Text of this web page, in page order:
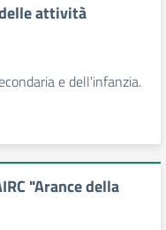
attività
e dell'infanzia.
"Arance della